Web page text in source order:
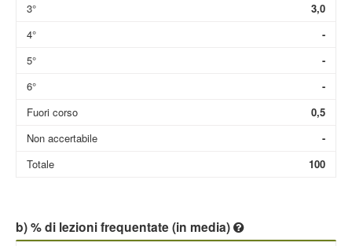
3°
4°
5°
6°
Fuori corso
Non accertabile
Totale
3,0
-
-
-
0,5
-
100
b) % di lezioni frequentate (in media)